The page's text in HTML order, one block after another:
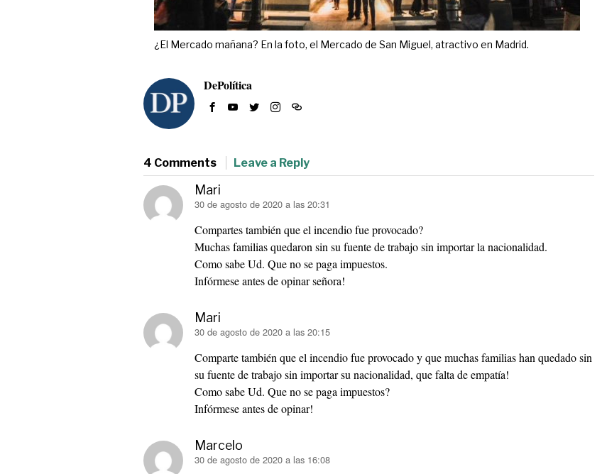
¿El Mercado mañana? En la foto, el Mercado de San Miguel, atractivo en Madrid.
DePolítica
4 Comments Leave a Reply
Mari
dice:
30 de agosto de 2020 a las 20:31
Compartes también que el incendio fue provocado?
Muchas familias quedaron sin su fuente de trabajo sin importar la nacionalidad.
Como sabe Ud. Que no se paga impuestos.
Infórmese antes de opinar señora!
Mari
dice:
30 de agosto de 2020 a las 20:15
Comparte también que el incendio fue provocado y que muchas familias han quedado sin
su fuente de trabajo sin importar su nacionalidad, que falta de empatía!
Como sabe Ud. Que no se paga impuestos?
Infórmese antes de opinar!
Marcelo
dice:
30 de agosto de 2020 a las 16:08